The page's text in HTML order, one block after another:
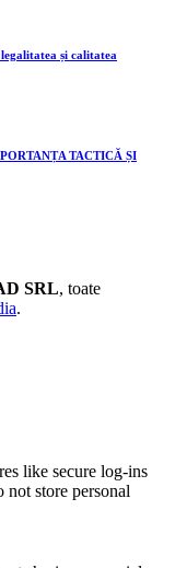
și calitatea
TACTICĂ ȘI
SRL, toate
.
like secure log-ins
not store personal